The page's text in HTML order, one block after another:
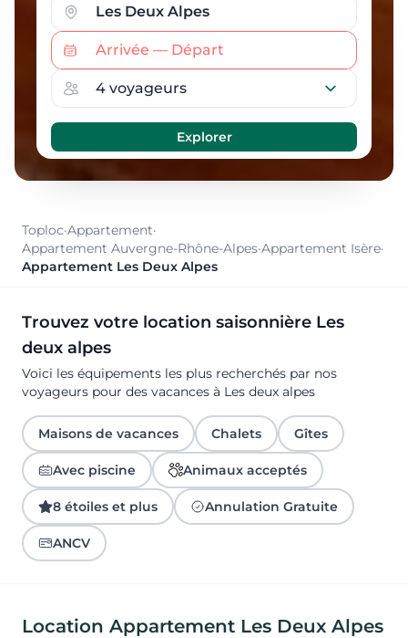
Toploc·Appartement·
Appartement Auvergne-Rhône-Alpes·Appartement Isère·
Appartement Les Deux Alpes
Trouvez votre location saisonnière Les
deux alpes
Voici les équipements les plus recherchés par nos
voyageurs pour des vacances à Les deux alpes
Maisons de vacances Chalets Gîtes
Avec piscine Animaux acceptés
8 étoiles et plus Annulation Gratuite
ANCV
Location Appartement Les Deux Alpes